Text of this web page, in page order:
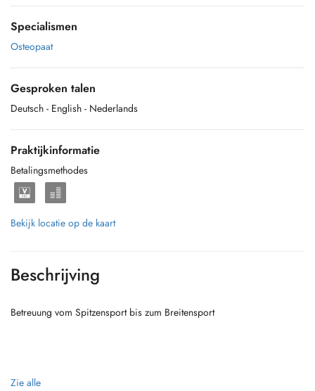
Specialismen
Osteopaat
Gesproken talen
Deutsch - English - Nederlands
Praktijkinformatie
Betalingsmethodes
Bekijk locatie op de kaart
Beschrijving
Betreuung vom Spitzensport bis zum Breitensport
Zie alle